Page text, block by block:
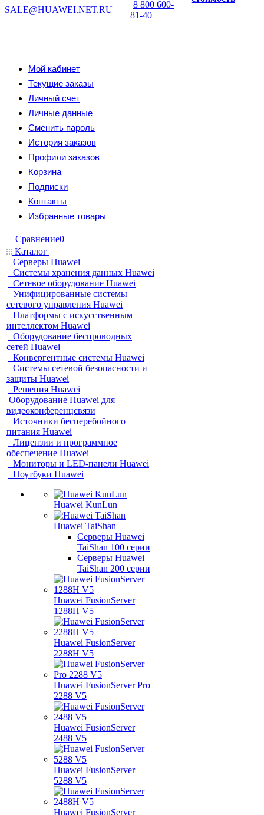
SALE@HUAWEI.NET.RU
8 800 600-
81-40
Мой кабинет
Текущие заказы
Личный счет
Личные данные
Сменить пароль
История заказов
Профили заказов
Корзина
Подписки
Контакты
Избранные товары
Сравнение0
Каталог
Серверы Huawei
Системы хранения данных Huawei
Сетевое оборудование Huawei
Унифицированные системы
сетевого управления Huawei
Платформы с искусственным
интеллектом Huawei
Оборудование беспроводных
сетей Huawei
Конвергентные системы Huawei
Системы сетевой безопасности и
защиты Huawei
Решения Huawei
Оборудование Huawei для
видеоконференцсвязи
Источники бесперебойного
питания Huawei
Лицензии и программное
обеспечение Huawei
Мониторы и LED-панели Huawei
Ноутбуки Huawei
Huawei KunLun
Huawei TaiShan
Серверы Huawei
TaiShan 100 серии
Серверы Huawei
TaiShan 200 серии
Huawei FusionServer
1288H V5
Huawei FusionServer
2288H V5
Huawei FusionServer Pro
2288 V5
Huawei FusionServer
2488 V5
Huawei FusionServer
5288 V5
Huawei FusionServer